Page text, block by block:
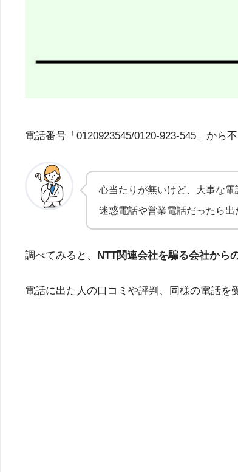
電話番号「0120923545/0120-923-545」から
心当たりが無いけど、大事な
迷惑電話や営業電話だったら
調べてみると、 NTT関連会社を騙る会社から
電話に出た人の口コミや評判、同様の電話を